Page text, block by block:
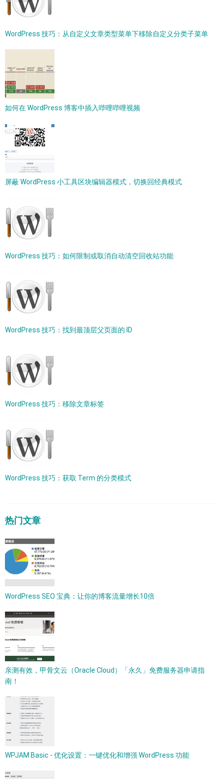
WordPress 技巧：从自定义文章类型菜单下移除自定义分类子菜单
如何在 WordPress 博客中插入哔哩哔哩视频
屏蔽 WordPress 小工具区块编辑器模式，切换回经典模式
WordPress 技巧：如何限制或取消自动清空回收站功能
WordPress 技巧：找到最顶层父页面的 ID
WordPress 技巧：移除文章标签
WordPress 技巧：获取 Term 的分类模式
热门文章
WordPress SEO 宝典：让你的博客流量增长10倍
亲测有效，甲骨文云（Oracle Cloud）「永久」免费服务器申请指
南！
WPJAM Basic - 优化设置：一键优化和增强 WordPress 功能